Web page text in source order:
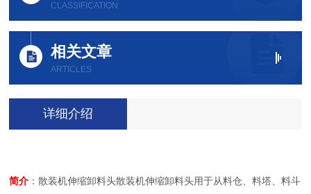
CLASSIFICATION
相关文章
ARTICLES
详细介绍
简介 ：散装机伸缩卸料头散装机伸缩卸料头用于从料仓、料塔、料斗